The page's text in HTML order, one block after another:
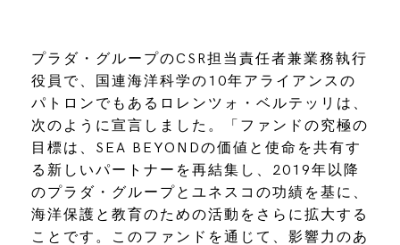
プラダ・グループのCSR担当責任者兼業務執行
役員で、国連海洋科学の10年アライアンスの
パトロンでもあるロレンツォ・ベルテッリは、
次のように宣言しました。「ファンドの究極の
目標は、SEA BEYONDの価値と使命を共有す
る新しいパートナーを再結集し、2019年以降
のプラダ・グループとユネスコの功績を基に、
海洋保護と教育のための活動をさらに拡大する
ことです。このファンドを通じて、影響力のあ